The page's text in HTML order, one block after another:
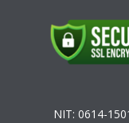
NIT: 0614-